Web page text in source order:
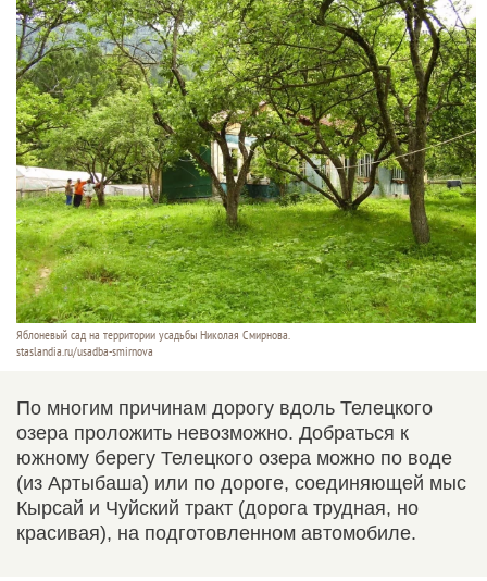
Яблоневый сад на территории усадьбы Николая Смирнова.
staslandia.ru/usadba-smirnova
По многим причинам дорогу вдоль Телецкого
озера проложить невозможно. Добраться к
южному берегу Телецкого озера можно по воде
(из Артыбаша) или по дороге, соединяющей мыс
Кырсай и Чуйский тракт (дорога трудная, но
красивая), на подготовленном автомобиле.